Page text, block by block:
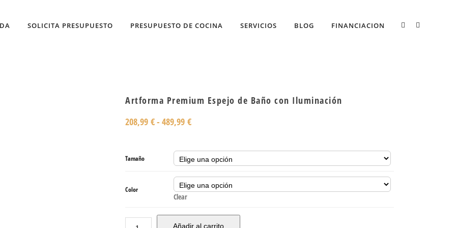
SOLICITA PRESUPUESTO PRESUPUESTO DE COCINA SERVICIOS BLOG FINANCIACION
Artforma Premium Espejo de Baño con Iluminación
208,99 €- 489,99 €
Tamaño
Color
Clear
Añadir al carrito